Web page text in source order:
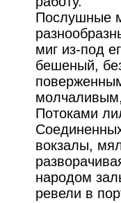
Послушные
миг из-под
бешеный,
Потоками
вокзалы,
народом
ревели в